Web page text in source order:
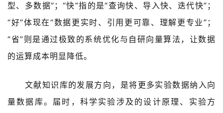
型、多数据”；“快”指的是“查询快、导入快、迭代快”；
“好”体现在“数据更实时、引用更可靠、理解更专业”；
“省”则是通过极致的系统优化与自研向量算法，让数据
的运算成本明显降低。
文献知识库的发展方向，是将更多实验数据纳入向
量数据库。届时，科学实验涉及的设计原理、实验方